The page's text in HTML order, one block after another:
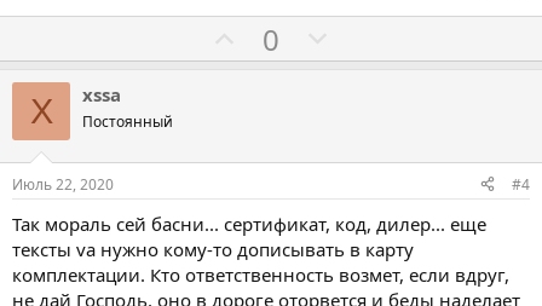
в
о
с
в
а
т
0
о
с
в
а
т
X xssa
Постоянный
Июль 22, 2020 #4
Так мораль сей басни... сертификат, код, дилер... еще
тексты va нужно кому-то дописывать в карту
комплектации. Кто ответственность возмет, если вдруг,
не дай Господь, оно в дороге оторвется и беды наделает